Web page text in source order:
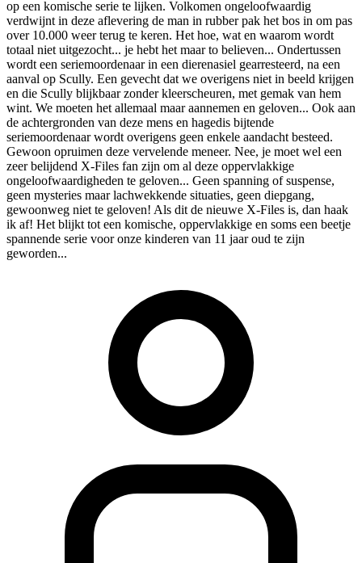
op een komische serie te lijken. Volkomen ongeloofwaardig
verdwijnt in deze aflevering de man in rubber pak het bos in om pas
over 10.000 weer terug te keren. Het hoe, wat en waarom wordt
totaal niet uitgezocht... je hebt het maar to believen... Ondertussen
wordt een seriemoordenaar in een dierenasiel gearresteerd, na een
aanval op Scully. Een gevecht dat we overigens niet in beeld krijgen
en die Scully blijkbaar zonder kleerscheuren, met gemak van hem
wint. We moeten het allemaal maar aannemen en geloven... Ook aan
de achtergronden van deze mens en hagedis bijtende
seriemoordenaar wordt overigens geen enkele aandacht besteed.
Gewoon opruimen deze vervelende meneer. Nee, je moet wel een
zeer belijdend X-Files fan zijn om al deze oppervlakkige
ongeloofwaardigheden te geloven... Geen spanning of suspense,
geen mysteries maar lachwekkende situaties, geen diepgang,
gewoonweg niet te geloven! Als dit de nieuwe X-Files is, dan haak
ik af! Het blijkt tot een komische, oppervlakkige en soms een beetje
spannende serie voor onze kinderen van 11 jaar oud te zijn
geworden...